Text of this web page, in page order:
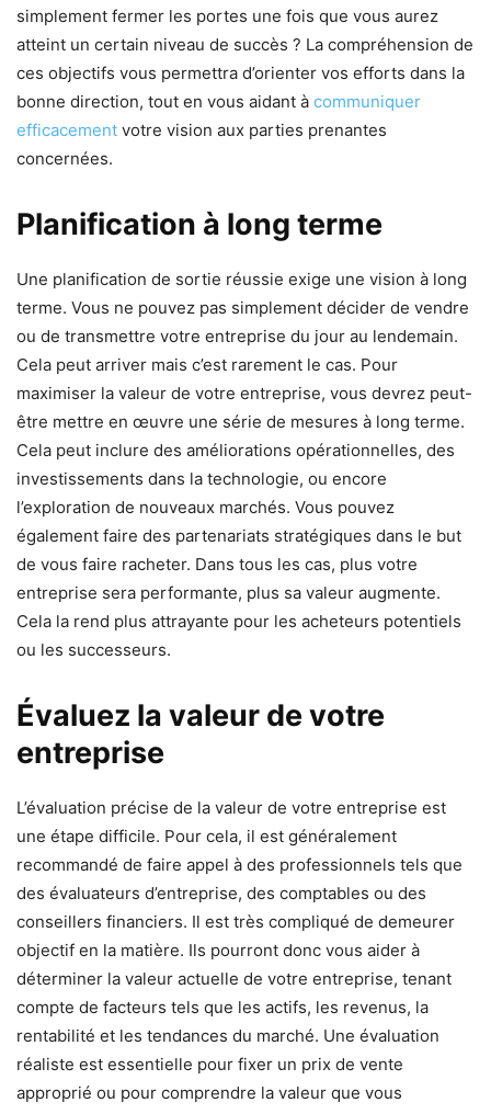
simplement fermer les portes une fois que vous aurez
atteint un certain niveau de succès ? La compréhension de
ces objectifs vous permettra d’orienter vos efforts dans la
bonne direction, tout en vous aidant à communiquer
efficacement votre vision aux parties prenantes
concernées.
Planification à long terme
Une planification de sortie réussie exige une vision à long
terme. Vous ne pouvez pas simplement décider de vendre
ou de transmettre votre entreprise du jour au lendemain.
Cela peut arriver mais c’est rarement le cas. Pour
maximiser la valeur de votre entreprise, vous devrez peut-
être mettre en œuvre une série de mesures à long terme.
Cela peut inclure des améliorations opérationnelles, des
investissements dans la technologie, ou encore
l’exploration de nouveaux marchés. Vous pouvez
également faire des partenariats stratégiques dans le but
de vous faire racheter. Dans tous les cas, plus votre
entreprise sera performante, plus sa valeur augmente.
Cela la rend plus attrayante pour les acheteurs potentiels
ou les successeurs.
Évaluez la valeur de votre
entreprise
L’évaluation précise de la valeur de votre entreprise est
une étape difficile. Pour cela, il est généralement
recommandé de faire appel à des professionnels tels que
des évaluateurs d’entreprise, des comptables ou des
conseillers financiers. Il est très compliqué de demeurer
objectif en la matière. Ils pourront donc vous aider à
déterminer la valeur actuelle de votre entreprise, tenant
compte de facteurs tels que les actifs, les revenus, la
rentabilité et les tendances du marché. Une évaluation
réaliste est essentielle pour fixer un prix de vente
approprié ou pour comprendre la valeur que vous